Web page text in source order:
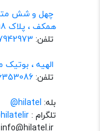
چهل و شش
همکف ، پلاک 18
تلفن: - (021)
الهیه ، بوتیک
تلفن:- (021)
بله: hilatel@
تلگرام :